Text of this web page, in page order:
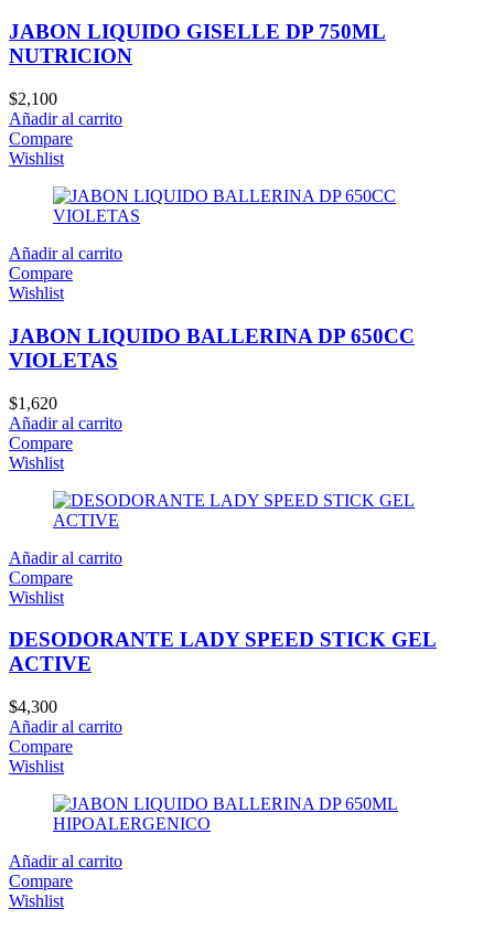
JABON LIQUIDO GISELLE DP 750ML
NUTRICION
$2,100
Añadir al carrito
Compare
Wishlist
Añadir al carrito
Compare
Wishlist
JABON LIQUIDO BALLERINA DP 650CC
VIOLETAS
$1,620
Añadir al carrito
Compare
Wishlist
Añadir al carrito
Compare
Wishlist
DESODORANTE LADY SPEED STICK GEL
ACTIVE
$4,300
Añadir al carrito
Compare
Wishlist
Añadir al carrito
Compare
Wishlist